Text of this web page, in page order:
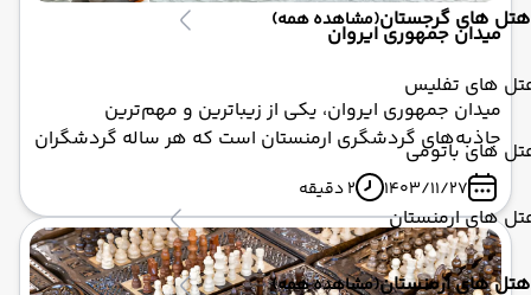
هتل های گرجستان(مشاهده همه)
های تفلیس
های باتومی
های ارمنستان
هتل های ارمنستان(مشاهده همه)
میدان جمهوری ایروان
میدان جمهوری ایروان، یکی از زیباترین و مهم‌ترین
جاذبه‌های گردشگری ارمنستان است که هر ساله گردشگران
زیادی را به خود جذب می‌کند. این میدان که به عنوان قلب
تپنده ایروان شناخته می‌شود، مجموعه‌ای از تاریخ، فرهنگ،
هنر و معماری را در خود جای داده است. اگر قصد دارید با
تور ارمنستان به این کشور سفر کنید، بازدید از میدان
جمهوری یک تجربه فراموش‌نشدنی خواهد بود. ابرآسا پرواز
1403/11/27 2 دقیقه